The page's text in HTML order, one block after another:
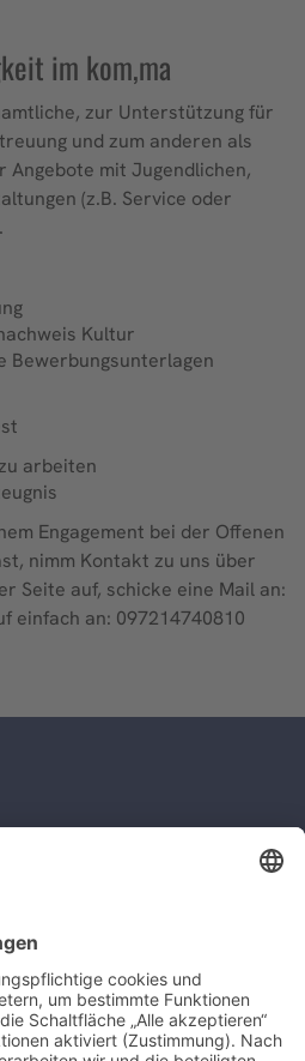
im kom,ma
zur Unterstützung für
und zum anderen als
mit Jugendlichen,
(z.B. Service oder
Kultur
Bewerbungsunterlagen
arbeiten
Engagement bei der Offenen
nimm Kontakt zu uns über
Seite auf, schicke eine Mail an:
einfach an: 097214740810